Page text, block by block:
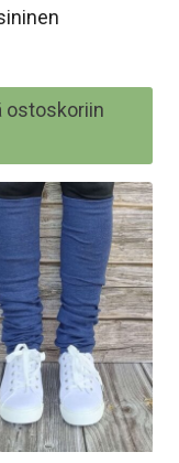
ostoskoriin